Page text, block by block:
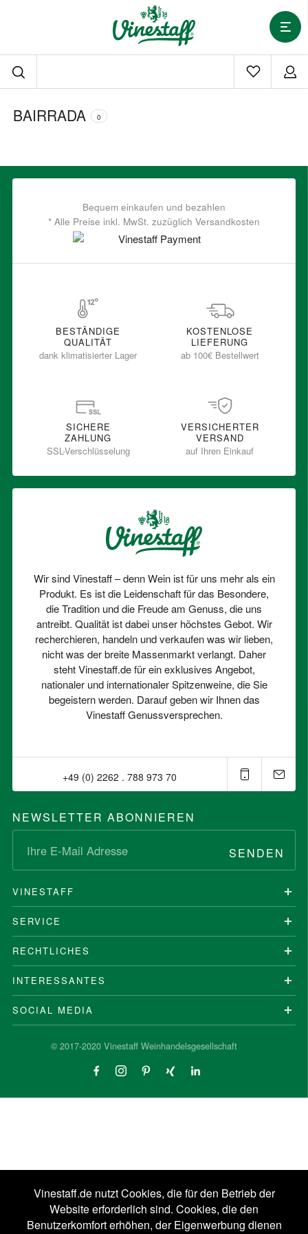
BAIRRADA 0
Bequem einkaufen und bezahlen
* Alle Preise inkl. MwSt. zuzüglich Versandkosten
BESTÄNDIGE
QUALITÄT
dank klimatisierter Lager
KOSTENLOSE
LIEFERUNG
ab 100€ Bestellwert
SICHERE
ZAHLUNG
SSL-Verschlüsselung
VERSICHERTER
VERSAND
auf Ihren Einkauf
Wir sind Vinestaff – denn Wein ist für uns mehr als ein
Produkt. Es ist die Leidenschaft für das Besondere,
die Tradition und die Freude am Genuss, die uns
antreibt. Qualität ist dabei unser höchstes Gebot. Wir
recherchieren, handeln und verkaufen was wir lieben,
nicht was der breite Massenmarkt verlangt. Daher
steht Vinestaff.de für ein exklusives Angebot,
nationaler und internationaler Spitzenweine, die Sie
begeistern werden. Darauf geben wir Ihnen das
Vinestaff Genussversprechen.
+49 (0) 2262 . 788 973 70⁠
NEWSLETTER ABONNIEREN
SENDEN
VINESTAFF
SERVICE
RECHTLICHES
INTERESSANTES
SOCIAL MEDIA
© 2017-2020 Vinestaff Weinhandelsgesellschaft
Vinestaff.de nutzt Cookies, die für den Betrieb der
Website erforderlich sind. Cookies, die den
Benutzerkomfort erhöhen, der Eigenwerbung dienen